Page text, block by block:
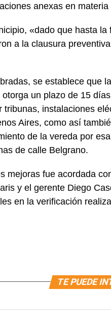
anexas en
«dado que hasta
a la clausura
se establece que
un plazo de 15
tribunas, instalaciones
Aires, como así
de la vereda por
de calle Belgrano.
mejoras fue acordada
y el gerente Diego
en la verificación
TE PUEDE